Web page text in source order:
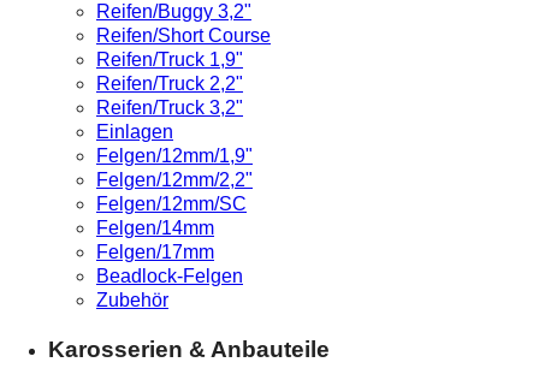
Reifen/Buggy 3,2"
Reifen/Short Course
Reifen/Truck 1,9"
Reifen/Truck 2,2"
Reifen/Truck 3,2"
Einlagen
Felgen/12mm/1,9"
Felgen/12mm/2,2"
Felgen/12mm/SC
Felgen/14mm
Felgen/17mm
Beadlock-Felgen
Zubehör
Karosserien & Anbauteile